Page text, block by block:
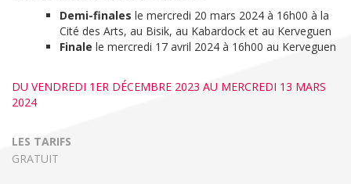
Demi-finales le mercredi 20 mars 2024 à 16h00 à la
Cité des Arts, au Bisik, au Kabardock et au Kerveguen
Finale le mercredi 17 avril 2024 à 16h00 au Kerveguen
DU VENDREDI 1ER DÉCEMBRE 2023 AU MERCREDI 13 MARS
2024
LES TARIFS
GRATUIT